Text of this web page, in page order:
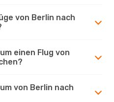
von Berlin nach
einen Flug von
von Berlin nach